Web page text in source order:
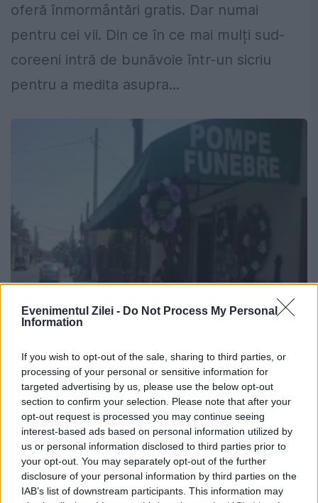
Evenimentul Zilei - Do Not Process My Personal
Information
If you wish to opt-out of the sale, sharing to third parties, or
processing of your personal or sensitive information for
targeted advertising by us, please use the below opt-out
section to confirm your selection. Please note that after your
opt-out request is processed you may continue seeing
interest-based ads based on personal information utilized by
us or personal information disclosed to third parties prior to
your opt-out. You may separately opt-out of the further
disclosure of your personal information by third parties on the
IAB’s list of downstream participants. This information may
oferă înmormântări gratis. Dar numai
pentru cei vii. Din ce în ce mai mulți sud-
coreeni intră de bunăvoie într-un sicriu
pentru a medita asupra...
Lovitură pentru afaceriștii din orașul
ianuarie
26 SEPTEMBRIE 2019
Firmele de pompe funebre din Teleorman
nu mai au voie să expună sicrie începând cu
data de 1 ianuarie 2020. Decizie inedită a
consilierilor locali din Alexandria, județul